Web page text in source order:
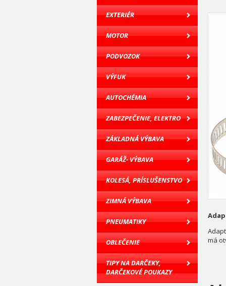
EXTERIÉR
MOTOR
PODVOZOK
VÝFUK
AUTOCHÉMIA
ZABEZPEČENIE, ELEKTRO
ZÁKLADNÁ VÝBAVA
GARÁŽ- VÝBAVA
KOLESÁ, PRÍSLUŠENSTVO
ZIMNÁ VÝBAVA
PNEUMATIKY
OBLEČENIE
TIPY NA DARČEKY,
DARČEKOVÉ POUKAZY
má